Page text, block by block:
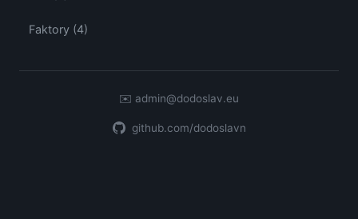
Faktory (4)
✉️ admin@dodoslav.eu
github.com/dodoslavn